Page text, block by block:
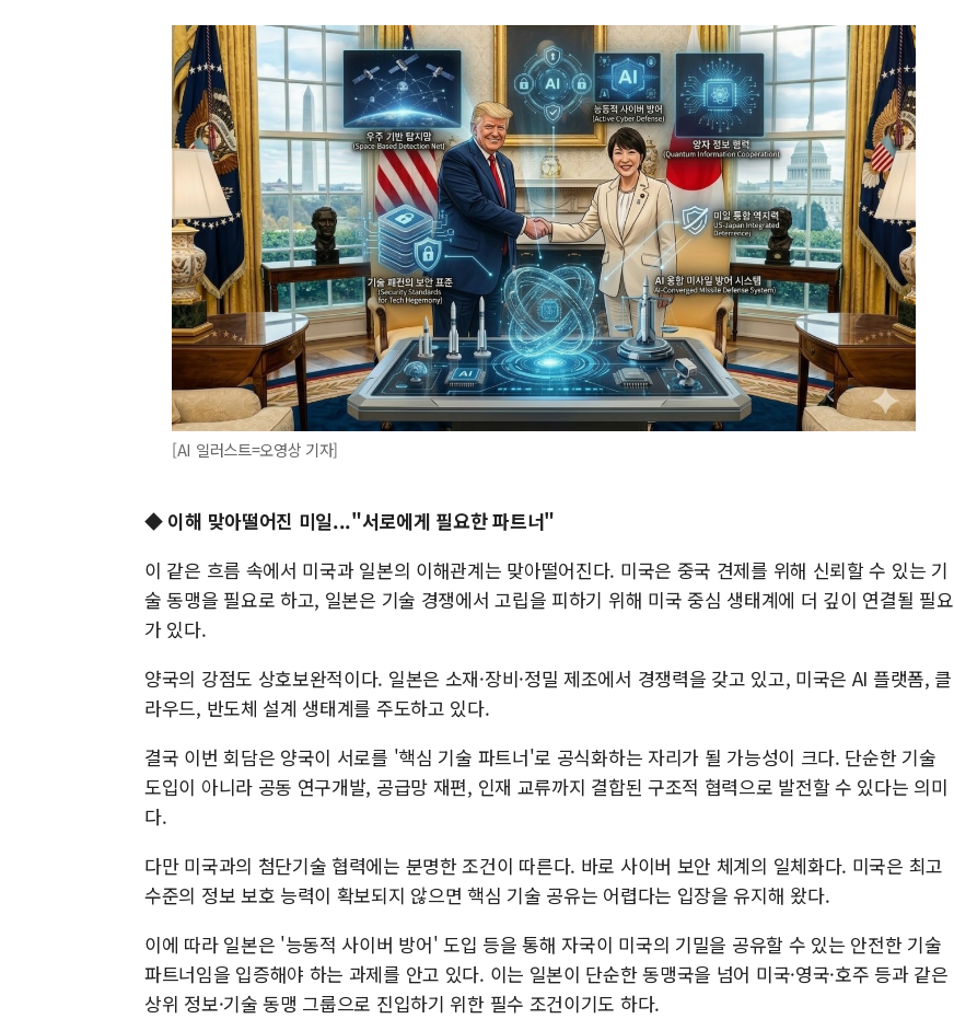
[AI 일러스트=오영상 기자]
◆ 이해 맞아떨어진 미일..."서로에게 필요한 파트너"
이 같은 흐름 속에서 미국과 일본의 이해관계는 맞아떨어진다. 미국은 중국 견제를 위해 신뢰할 수 있는 기
술 동맹을 필요로 하고, 일본은 기술 경쟁에서 고립을 피하기 위해 미국 중심 생태계에 더 깊이 연결될 필요
가 있다.
양국의 강점도 상호보완적이다. 일본은 소재·장비·정밀 제조에서 경쟁력을 갖고 있고, 미국은 AI 플랫폼, 클
라우드, 반도체 설계 생태계를 주도하고 있다.
결국 이번 회담은 양국이 서로를 '핵심 기술 파트너'로 공식화하는 자리가 될 가능성이 크다. 단순한 기술
도입이 아니라 공동 연구개발, 공급망 재편, 인재 교류까지 결합된 구조적 협력으로 발전할 수 있다는 의미
다.
다만 미국과의 첨단기술 협력에는 분명한 조건이 따른다. 바로 사이버 보안 체계의 일체화다. 미국은 최고
수준의 정보 보호 능력이 확보되지 않으면 핵심 기술 공유는 어렵다는 입장을 유지해 왔다.
이에 따라 일본은 '능동적 사이버 방어' 도입 등을 통해 자국이 미국의 기밀을 공유할 수 있는 안전한 기술
파트너임을 입증해야 하는 과제를 안고 있다. 이는 일본이 단순한 동맹국을 넘어 미국·영국·호주 등과 같은
상위 정보·기술 동맹 그룹으로 진입하기 위한 필수 조건이기도 하다.